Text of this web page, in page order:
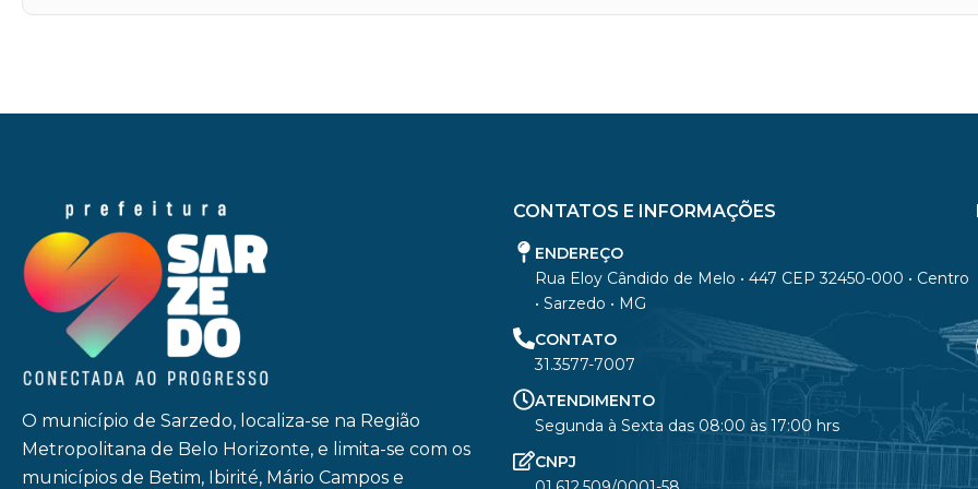
O município de Sarzedo, localiza-se na Região
Metropolitana de Belo Horizonte, e limita-se com os
municípios de Betim, Ibirité, Mário Campos e
CONTATOS E INFORMAÇÕES
ENDEREÇO
Rua Eloy Cândido de Melo • 447 CEP 32450-000 • Centro
• Sarzedo • MG
CONTATO
31.3577-7007
ATENDIMENTO
Segunda à Sexta das 08:00 às 17:00 hrs
CNPJ